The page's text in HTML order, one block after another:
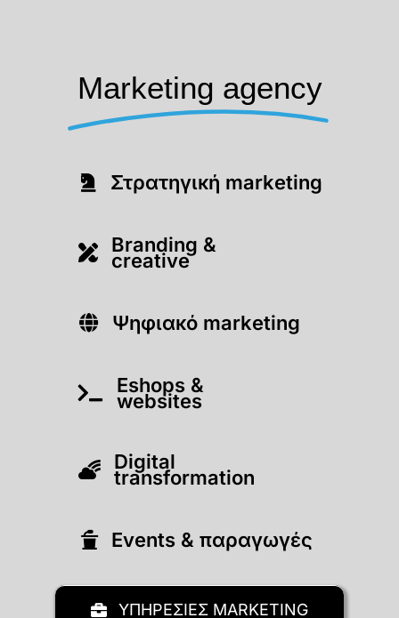
Marketing agency
Στρατηγική marketing
Branding &
creative
Ψηφιακό marketing
Eshops &
websites
Digital
transformation
Εvents & παραγωγές
ΥΠΗΡΕΣΙΕΣ MARKETING